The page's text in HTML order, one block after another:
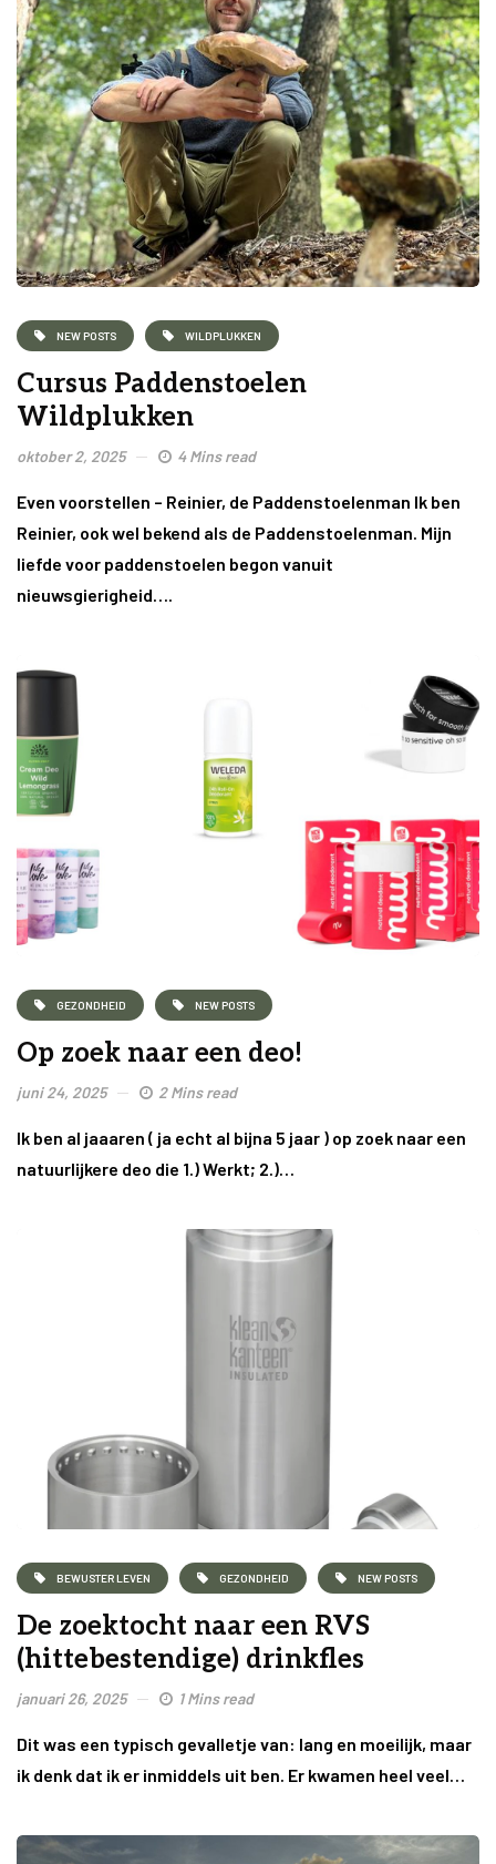
NEW POSTS WILDPLUKKEN
Cursus Paddenstoelen
Wildplukken
oktober 2, 2025 4 Mins read
Even voorstellen – Reinier, de Paddenstoelenman Ik ben
Reinier, ook wel bekend als de Paddenstoelenman. Mijn
liefde voor paddenstoelen begon vanuit
nieuwsgierigheid….
GEZONDHEID NEW POSTS
Op zoek naar een deo!
juni 24, 2025 2 Mins read
Ik ben al jaaaren ( ja echt al bijna 5 jaar ) op zoek naar een
natuurlijkere deo die 1.) Werkt; 2.)…
BEWUSTER LEVEN GEZONDHEID NEW POSTS
De zoektocht naar een RVS
(hittebestendige) drinkfles
januari 26, 2025 1 Mins read
Dit was een typisch gevalletje van: lang en moeilijk, maar
ik denk dat ik er inmiddels uit ben. Er kwamen heel veel…